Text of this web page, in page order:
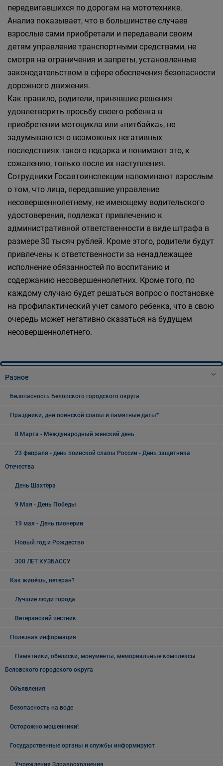
передвигавшихся по дорогам на мототехнике.
Анализ показывает, что в большинстве случаев
взрослые сами приобретали и передавали своим
детям управление транспортными средствами, не
смотря на ограничения и запреты, установленные
законодательством в сфере обеспечения безопасности
дорожного движения.
Как правило, родители, принявшие решения
удовлетворить просьбу своего ребенка в
приобретении мотоцикла или «питбайка», не
задумываются о возможных негативных
последствиях такого подарка и понимают это, к
сожалению, только после их наступления.
Сотрудники Госавтоинспекции напоминают взрослым
о том, что лица, передавшие управление
несовершеннолетнему, не имеющему водительского
удостоверения, подлежат привлечению к
административной ответственности в виде штрафа в
размере 30 тысяч рублей. Кроме этого, родители будут
привлечены к ответственности за ненадлежащее
исполнение обязанностей по воспитанию и
содержанию несовершеннолетних. Кроме того, по
каждому случаю будет решаться вопрос о постановке
на профилактический учет самого ребенка, что в свою
очередь может негативно сказаться на будущем
несовершеннолетнего.
Разное
Безопасность Беловского городского округа
Праздники, дни воинской славы и памятные даты*
8 Марта - Международный женский день
23 февраля - день воинской славы России - День защитника
Отечества
День Шахтёра
9 Мая - День Победы
19 мая - День пионерии
Новый год и Рождество
300 ЛЕТ КУЗБАССУ
Как живёшь, ветеран?
Лучшие люди города
Ветеранский вестник
Полезная информация
Памятники, обелиски, монументы, мемориальные комплексы
Беловского городского округа
Объявления
Безопасность на воде
Осторожно мошенники!
Государственные органы и службы информируют
Учреждения Здравоохранения